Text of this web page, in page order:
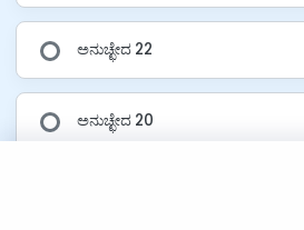
ಅನುಚ್ಛೇದ 22
ಅನುಚ್ಛೇದ 20